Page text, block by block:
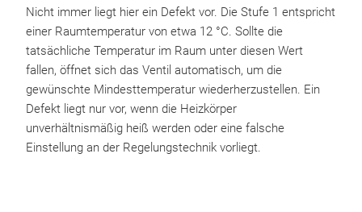
Nicht immer liegt hier ein Defekt vor. Die Stufe 1 entspricht
einer Raumtemperatur von etwa 12 °C. Sollte die
tatsächliche Temperatur im Raum unter diesen Wert
fallen, öffnet sich das Ventil automatisch, um die
gewünschte Mindesttemperatur wiederherzustellen. Ein
Defekt liegt nur vor, wenn die Heizkörper
unverhältnismäßig heiß werden oder eine falsche
Einstellung an der Regelungstechnik vorliegt.